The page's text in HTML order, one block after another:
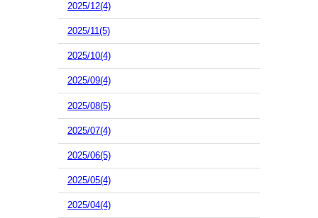
2025/12(4)
2025/11(5)
2025/10(4)
2025/09(4)
2025/08(5)
2025/07(4)
2025/06(5)
2025/05(4)
2025/04(4)